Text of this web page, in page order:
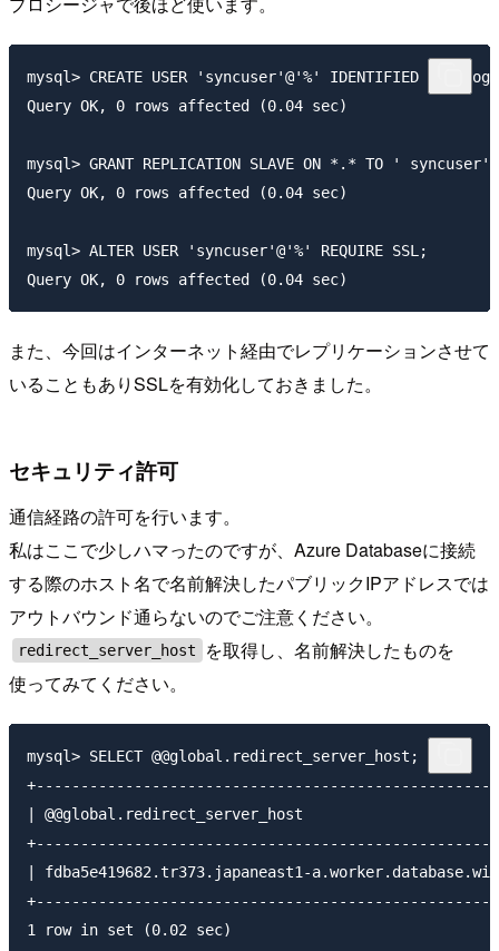
mysql> CREATE USER 'syncuser'@'%' IDENTIFIED BY
Query OK, 0 rows affected (0.04 sec)
mysql> GRANT REPLICATION SLAVE ON *.* TO '
Query OK, 0 rows affected (0.04 sec)
mysql> ALTER USER 'syncuser'@'%' REQUIRE SSL;
また、今回はインターネット経由でレプリケーションさせて
いることもありSSLを有効化しておきました。
セキュリティ許可
通信経路の許可を行います。
私はここで少しハマったのですが、Azure Databaseに接続
する際のホスト名で名前解決したパブリックIPアドレスでは
アウトバウンド通らないのでご注意ください。
redirect_server_host
を取得し、名前解決したものを
使ってみてください。
mysql> SELECT @@global.redirect_server_host;
| @@global.redirect_server_host
| fdba5e419682.tr373.japaneast1-
1 row in set (0.02 sec)